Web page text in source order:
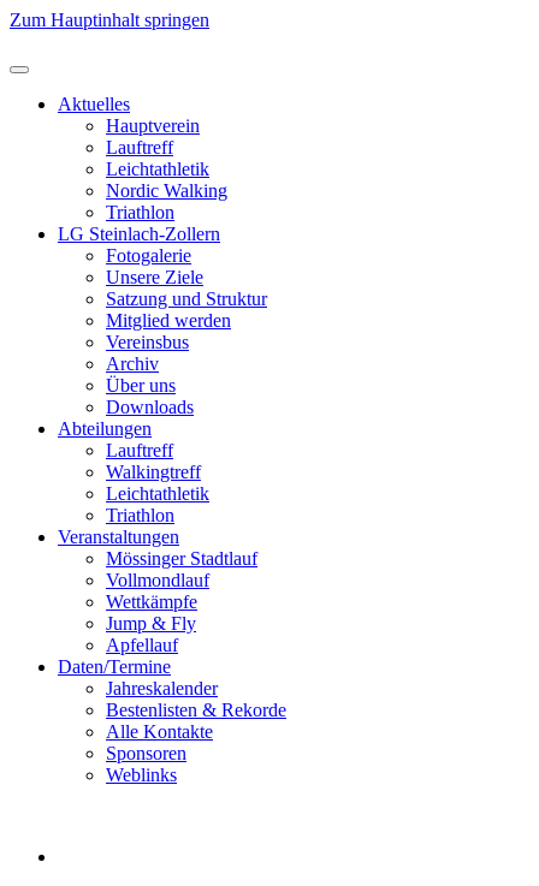
Zum Hauptinhalt springen
Aktuelles
Hauptverein
Lauftreff
Leichtathletik
Nordic Walking
Triathlon
LG Steinlach-Zollern
Fotogalerie
Unsere Ziele
Satzung und Struktur
Mitglied werden
Vereinsbus
Archiv
Über uns
Downloads
Abteilungen
Lauftreff
Walkingtreff
Leichtathletik
Triathlon
Veranstaltungen
Mössinger Stadtlauf
Vollmondlauf
Wettkämpfe
Jump & Fly
Apfellauf
Daten/Termine
Jahreskalender
Bestenlisten & Rekorde
Alle Kontakte
Sponsoren
Weblinks